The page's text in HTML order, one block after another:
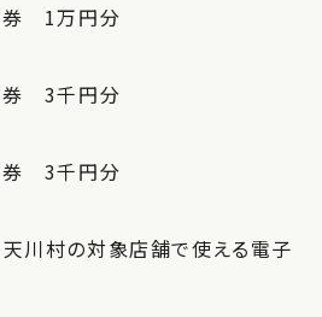
券 1万円分
券 3千円分
券 3千円分
天川村の対象店舗で使える電子